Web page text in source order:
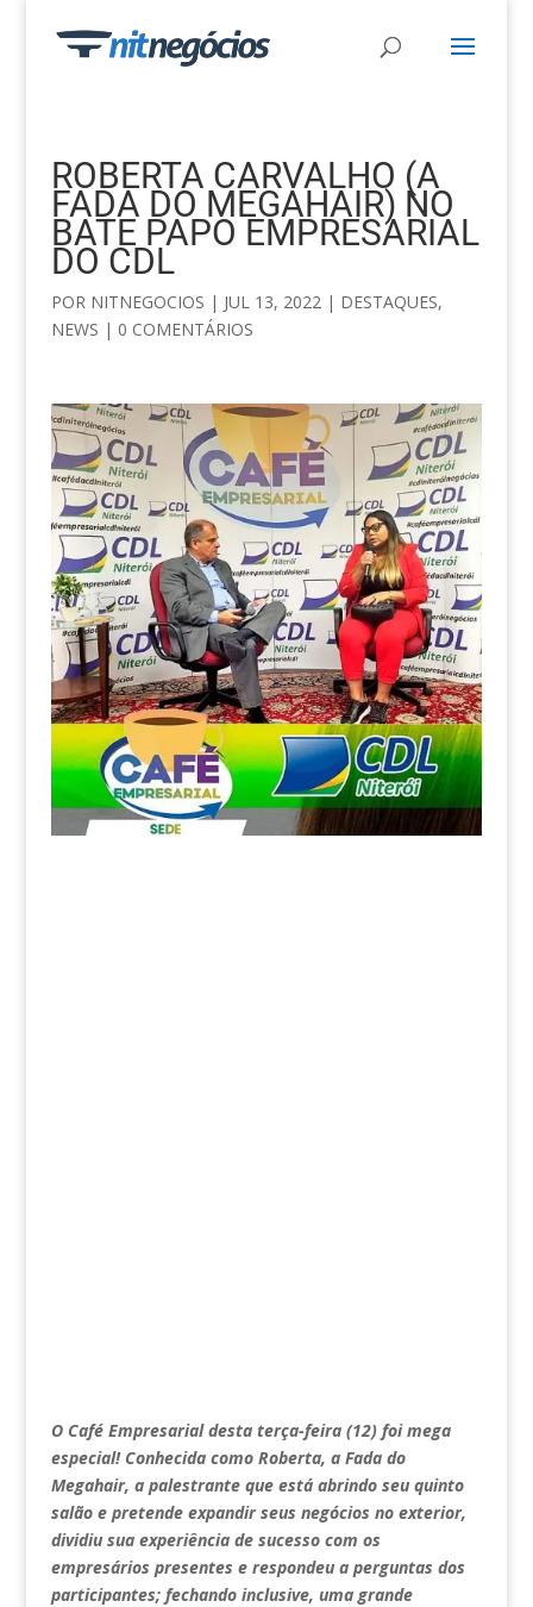
ROBERTA CARVALHO (A
FADA DO MEGAHAIR) NO
BATE PAPO EMPRESARIAL
DO CDL
POR NITNEGOCIOS | JUL 13, 2022| DESTAQUES,
NEWS | 0 COMENTÁRIOS
O Café Empresarial desta terça-feira (12) foi mega
especial! Conhecida como Roberta, a Fada do
Megahair, a palestrante que está abrindo seu quinto
salão e pretende expandir seus negócios no exterior,
dividiu sua experiência de sucesso com os
empresários presentes e respondeu a perguntas dos
participantes; fechando inclusive, uma grande